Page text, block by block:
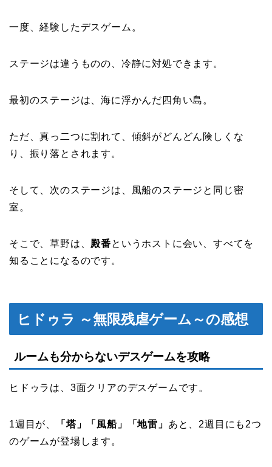
一度、経験したデスゲーム。
ステージは違うものの、冷静に対処できます。
最初のステージは、海に浮かんだ四角い島。
ただ、真っ二つに割れて、傾斜がどんどん険しくな
り、振り落とされます。
そして、次のステージは、風船のステージと同じ密
室。
そこで、草野は、 殿番というホストに会い、すべてを
知ることになるのです。
ヒドゥラ ～無限残虐ゲーム～の感想
ルームも分からないデスゲームを攻略
ヒドゥラは、3面クリアのデスゲームです。
1週目が、 「塔」「風船」「地雷」 あと、2週目にも2つ
のゲームが登場します。